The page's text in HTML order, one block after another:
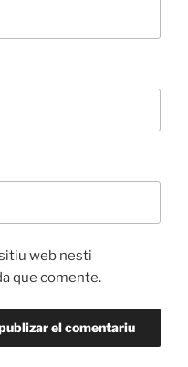
web nesti
que comente.